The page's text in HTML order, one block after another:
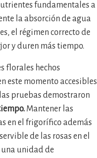
fundamentales a
la absorción de agua
el régimen correcto de
y duren más tiempo.
florales hechos
este momento accesibles
pruebas demostraron
Mantener las
en el frigorífico además
de las rosas en el
unidad de